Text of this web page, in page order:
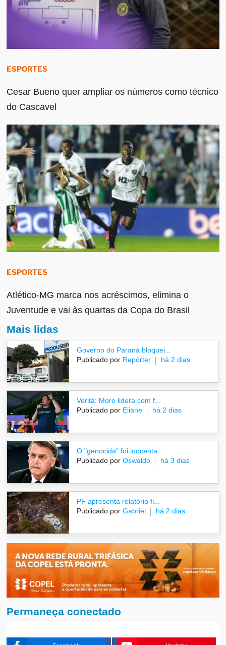
ESPORTES
Cesar Bueno quer ampliar os números como técnico
do Cascavel
ESPORTES
Atlético-MG marca nos acréscimos, elimina o
Juventude e vai às quartas da Copa do Brasil
Mais lidas
Governo do Paraná bloquei...
Publicado por Repórter há 2 dias
Veritá: Moro lidera com f...
Publicado por Eliane há 2 dias
O "genocida" foi inocenta...
Publicado por Oswaldo há 3 dias
PF apresenta relatório fi...
Publicado por Gabriel há 2 dias
Permaneça conectado